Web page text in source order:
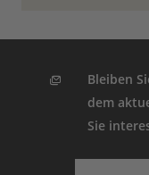
Bleiben
dem
Sie